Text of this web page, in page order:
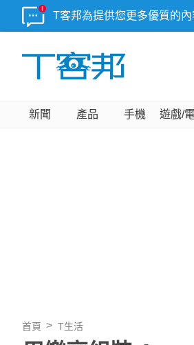
T客邦為提供您更多優質的
新聞 產品 手機 遊戲/
首頁 T生活